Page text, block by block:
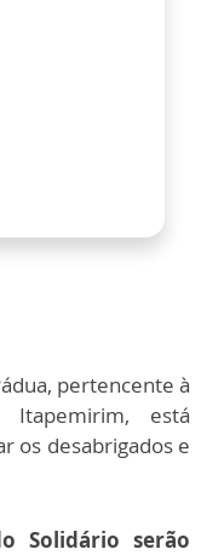
pertencente à
está
os desabrigados e
Solidário serão